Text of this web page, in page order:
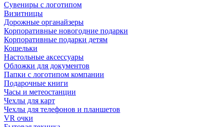
Сувениры с логотипом
Визитницы
Дорожные органайзеры
Корпоративные новогодние подарки
Корпоративные подарки детям
Кошельки
Настольные аксессуары
Обложки для документов
Папки с логотипом компании
Подарочные книги
Часы и метеостанции
Чехлы для карт
Чехлы для телефонов и планшетов
VR очки